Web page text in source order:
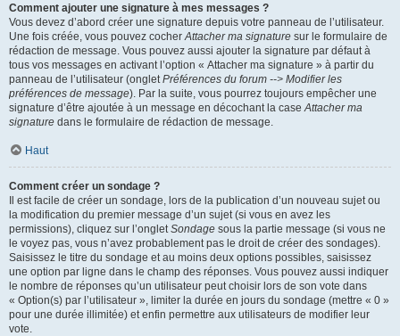
Comment ajouter une signature à mes messages ?
Vous devez d’abord créer une signature depuis votre panneau de l’utilisateur.
Une fois créée, vous pouvez cocherAttacher ma signature sur le formulaire de
rédaction de message. Vous pouvez aussi ajouter la signature par défaut à
tous vos messages en activant l’option « Attacher ma signature » à partir du
panneau de l’utilisateur (ongletPréférences du forum --> Modifier les
préférences de message). Par la suite, vous pourrez toujours empêcher une
signature d’être ajoutée à un message en décochant la caseAttacher ma
signature dans le formulaire de rédaction de message.
Haut
Comment créer un sondage ?
Il est facile de créer un sondage, lors de la publication d’un nouveau sujet ou
la modification du premier message d’un sujet (si vous en avez les
permissions), cliquez sur l’ongletSondage sous la partie message (si vous ne
le voyez pas, vous n’avez probablement pas le droit de créer des sondages).
Saisissez le titre du sondage et au moins deux options possibles, saisissez
une option par ligne dans le champ des réponses. Vous pouvez aussi indiquer
le nombre de réponses qu’un utilisateur peut choisir lors de son vote dans
« Option(s) par l’utilisateur », limiter la durée en jours du sondage (mettre « 0 »
pour une durée illimitée) et enfin permettre aux utilisateurs de modifier leur
vote.